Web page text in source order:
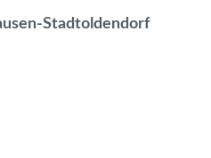
Stadtoldendorf